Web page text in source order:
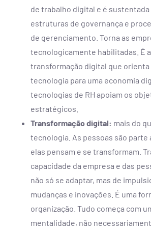
de trabalho digital e é
estruturas de governança e
de gerenciamento. Torna as
tecnologicamente habilitadas. É a
transformação digital que orienta
tecnologia para uma economia
tecnologias de RH apoiam os
estratégicos.
Transformação digital: mais do
tecnologia. As pessoas são parte
elas pensam e se transformam.
capacidade da empresa e das
não só se adaptar, mas de
mudanças e inovações. É uma
organização. Tudo começa com
mentalidade, não